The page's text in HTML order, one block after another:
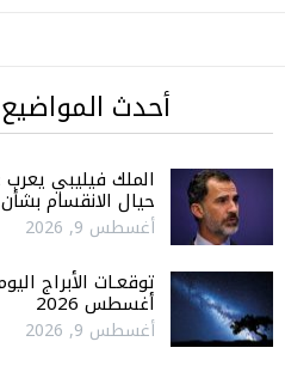
أحدث المواضيع
الملك فيليبي
حيال الانقسام
أغسطس 9, 2026
أغسطس 2026
أغسطس 9, 2026